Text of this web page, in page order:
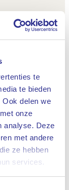
te
te bieden
delen we
onze
analyse. Deze
met andere
ze hebben
services.